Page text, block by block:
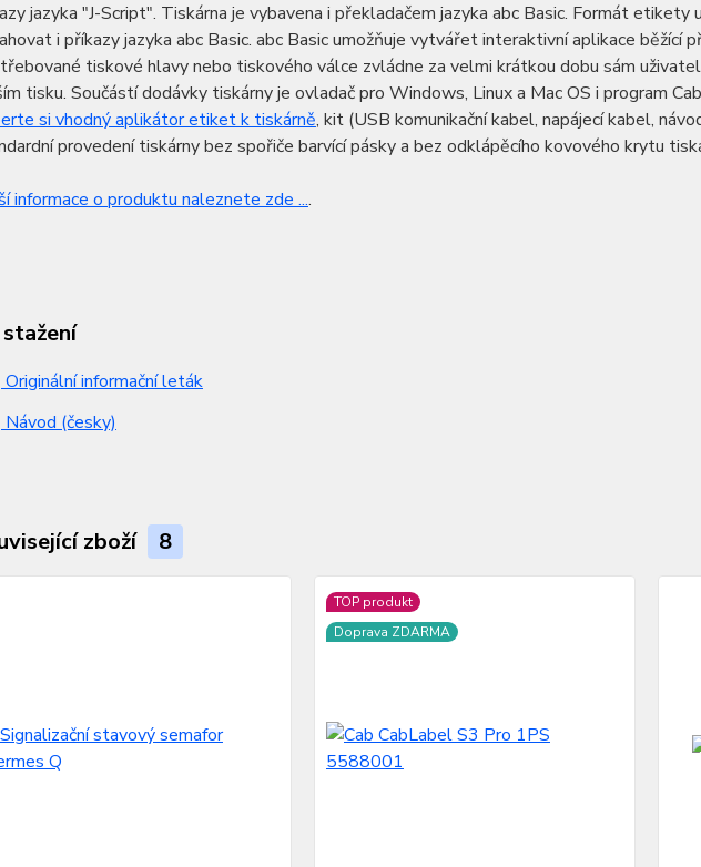
jazyka "J-Script". Tiskárna je vybavena i překladačem jazyka abc Basic. Formát
i příkazy jazyka abc Basic. abc Basic umožňuje vytvářet interaktivní aplikace běžící
tiskové hlavy nebo tiskového válce zvládne za velmi krátkou dobu sám
tisku. Součástí dodávky tiskárny je ovladač pro Windows, Linux a Mac OS i program
si vhodný aplikátor etiket k tiskárně, kit (USB komunikační kabel, napájecí kabel,
provedení tiskárny bez spořiče barvící pásky a bez odklápěcího kovového krytu
informace o produktu naleznete zde ....
stažení
Originální informační leták
Návod (česky)
zboží 8
TOP produkt
Doprava ZDARMA